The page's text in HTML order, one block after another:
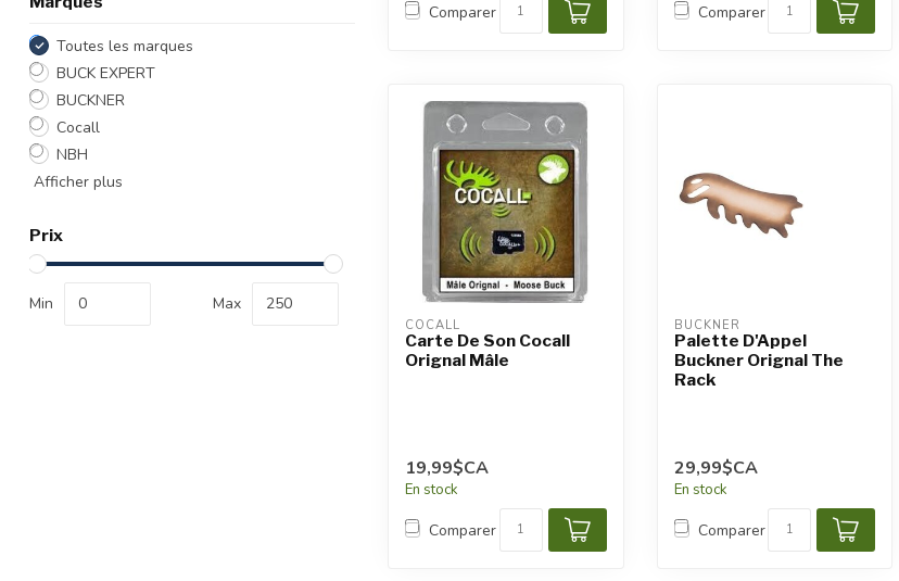
Toutes les marques
BUCK EXPERT
BUCKNER
Cocall
NBH
Afficher plus
Prix
Min Max
Comparer Comparer
COCALL
Carte De Son Cocall
Orignal Mâle
19,99$CA
En stock
Comparer
BUCKNER
Palette D'Appel
Buckner Orignal The
Rack
29,99$CA
En stock
Comparer